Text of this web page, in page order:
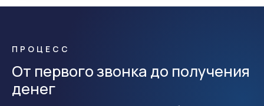
ПРОЦЕСС
От первого звонка до получения
денег